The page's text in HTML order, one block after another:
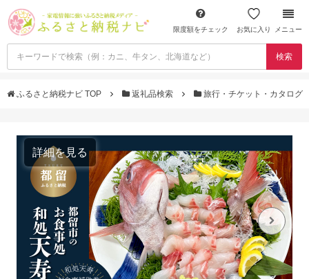
限度額をチェック お気に入り メニュー
検索
ふるさと納税ナビ TOP 返礼品検索 旅行・チケット・カタログ
詳細を見る